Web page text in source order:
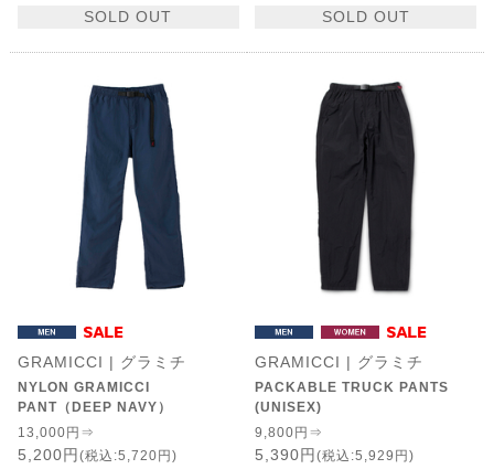
SOLD OUT SOLD OUT
GRAMICCI | グラミチ
NYLON GRAMICCI
PANT（DEEP NAVY）
13,000円⇒
5,200円 (税込:5,720円)
GRAMICCI | グラミチ
PACKABLE TRUCK PANTS
(UNISEX)
9,800円⇒
5,390円 (税込:5,929円)